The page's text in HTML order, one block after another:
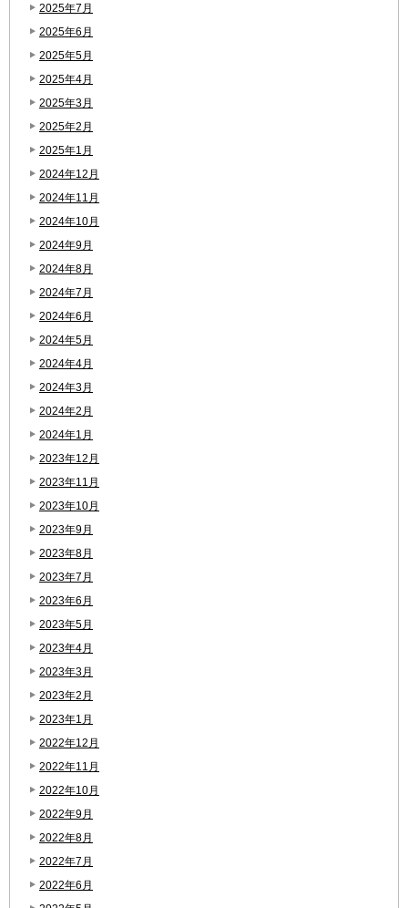
2025年7月
2025年6月
2025年5月
2025年4月
2025年3月
2025年2月
2025年1月
2024年12月
2024年11月
2024年10月
2024年9月
2024年8月
2024年7月
2024年6月
2024年5月
2024年4月
2024年3月
2024年2月
2024年1月
2023年12月
2023年11月
2023年10月
2023年9月
2023年8月
2023年7月
2023年6月
2023年5月
2023年4月
2023年3月
2023年2月
2023年1月
2022年12月
2022年11月
2022年10月
2022年9月
2022年8月
2022年7月
2022年6月